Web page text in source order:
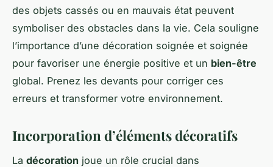
des objets cassés ou en mauvais état peuvent
symboliser des obstacles dans la vie. Cela souligne
l’importance d’une décoration soignée et soignée
pour favoriser une énergie positive et un bien-être
global. Prenez les devants pour corriger ces
erreurs et transformer votre environnement.
Incorporation d’éléments décoratifs
La décoration joue un rôle crucial dans